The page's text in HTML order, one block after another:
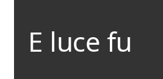
E luce fu